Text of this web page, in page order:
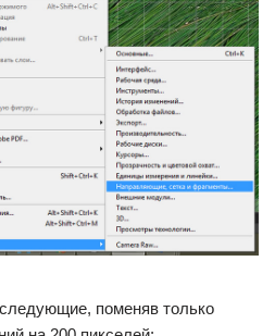
поменяв только